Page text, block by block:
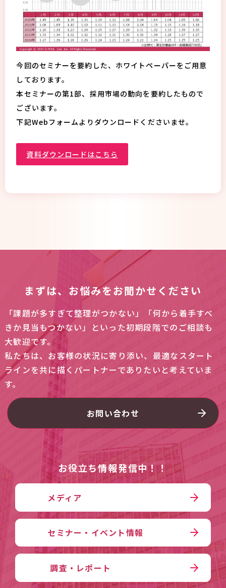
今回のセミナーを要約した、ホワイトペーパーをご用意
しております。
本セミナーの第1部、採用市場の動向を要約したもので
ございます。
下記Webフォームよりダウンロードくださいませ。
資料ダウンロードはこちら
まずは、お悩みをお聞かせください
「課題が多すぎて整理がつかない」「何から着手すべ
きか見当もつかない」といった初期段階でのご相談も
大歓迎です。
私たちは、お客様の状況に寄り添い、最適なスタート
ラインを共に描くパートナーでありたいと考えていま
す。
お問い合わせ
お役立ち情報発信中！！
メディア
セミナー・イベント情報
調査・レポート